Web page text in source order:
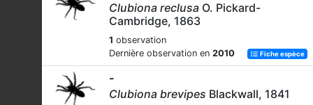
Clubiona reclusa O. Pickard-
Cambridge, 1863
1 observation
Dernière observation en 2010 Fiche espèce
-
Clubiona brevipes Blackwall, 1841